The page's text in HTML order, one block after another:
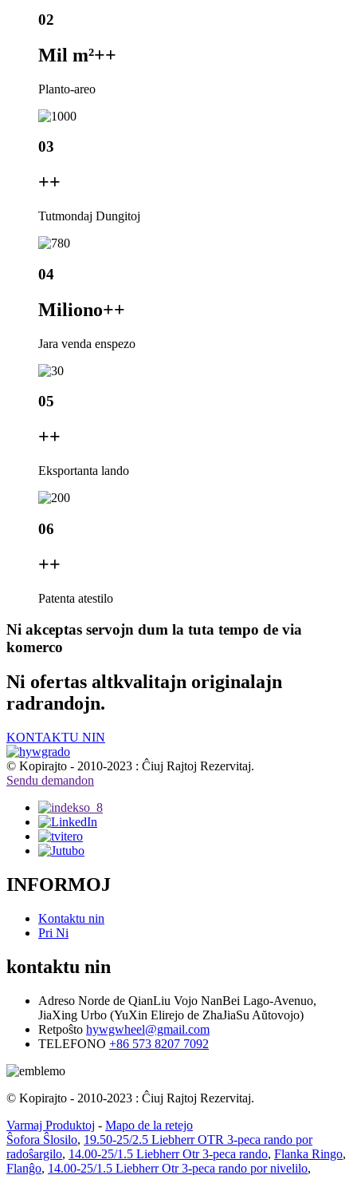
02
Mil m²++
Planto-areo
03
++
Tutmondaj Dungitoj
04
Miliono++
Jara venda enspezo
05
++
Eksportanta lando
06
++
Patenta atestilo
Ni akceptas servojn dum la tuta tempo de via
komerco
Ni ofertas altkvalitajn originalajn
radrandojn.
KONTAKTU NIN
© Kopirajto - 2010-2023 : Ĉiuj Rajtoj Rezervitaj.
Sendu demandon
INFORMOJ
Kontaktu nin
Pri Ni
kontaktu nin
Adreso Norde de QianLiu Vojo NanBei Lago-Avenuo,
JiaXing Urbo (YuXin Elirejo de ZhaJiaSu Aŭtovojo)
Retpoŝto hywgwheel@gmail.com
TELEFONO +86 573 8207 7092
© Kopirajto - 2010-2023 : Ĉiuj Rajtoj Rezervitaj.
Varmaj Produktoj - Mapo de la retejo
Ŝofora Ŝlosilo, 19.50-25/2.5 Liebherr OTR 3-peca rando por
radoŝargilo, 14.00-25/1.5 Liebherr Otr 3-peca rando, Flanka Ringo,
Flanĝo, 14.00-25/1.5 Liebherr Otr 3-peca rando por nivelilo,